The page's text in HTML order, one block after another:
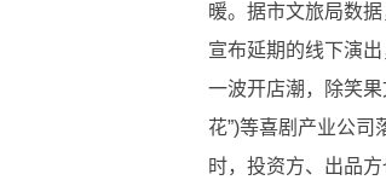
暖。据市文旅局数
宣布延期的线下演
一波开店潮，除笑
花”)等喜剧产业公
时，投资方、出品